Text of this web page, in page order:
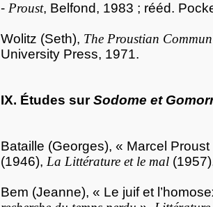
- Proust, Belfond, 1983 ; rééd.
Wolitz (Seth), The Proustian
University Press, 1971.
IX. Études surSodome et
Bataille (Georges), « Marcel
(1946), La Littérature et le mal
Bem (Jeanne), « Le juif et